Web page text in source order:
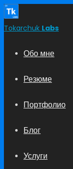
Tokarchuk Labs
Обо мне
Резюме
Портфолио
Блог
Услуги